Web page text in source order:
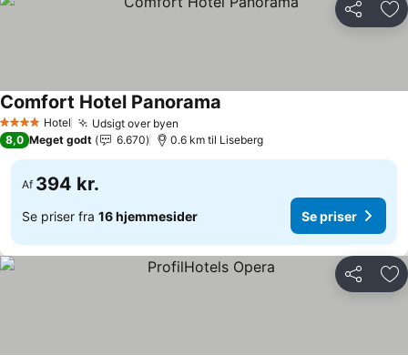
Del
4 StjernerHotel Udsigt over byen
Comfort Hotel Panorama
8,0 Meget godt 6.670 0.6 km til Liseberg
Af 394 kr.
Se priser fra 16 hjemmesider Se priser
Del